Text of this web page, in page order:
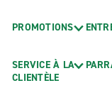
PROMOTIONS
SERVICE À LA
CLIENTÈLE